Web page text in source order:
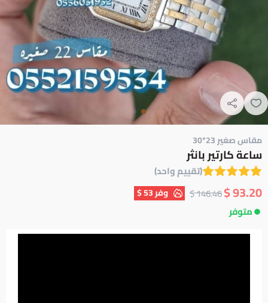
مقاس صغير 23*30
ساعة كارتير بانثر
(تقييم واحد)
93.20 $
146.46 $ وفر53 $
متوفر